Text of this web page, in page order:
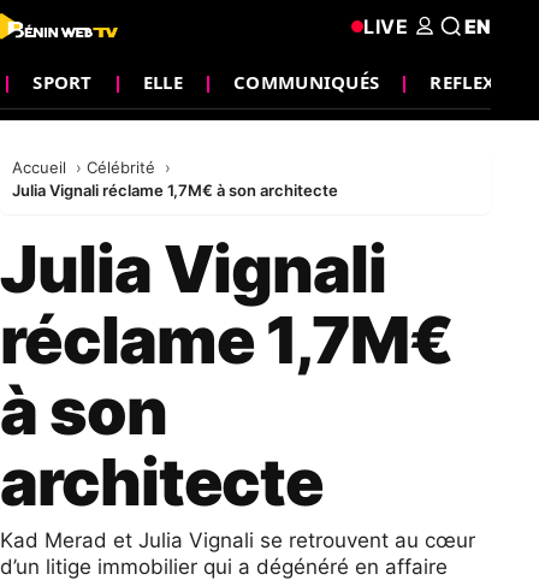
SPORT ELLE COMMUNIQUÉS REFLEXION
LIVE EN
Accueil
Célébrité
Julia Vignali réclame 1,7M€ à son architecte
Julia Vignali
réclame 1,7M€
à son
architecte
Kad Merad et Julia Vignali se retrouvent au cœur
d’un litige immobilier qui a dégénéré en affaire